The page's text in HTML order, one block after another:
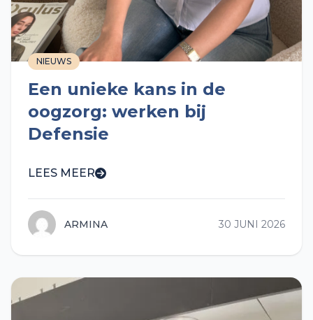
NIEUWS
Een unieke kans in de
oogzorg: werken bij
Defensie
LEES MEER
ARMINA 30 JUNI 2026